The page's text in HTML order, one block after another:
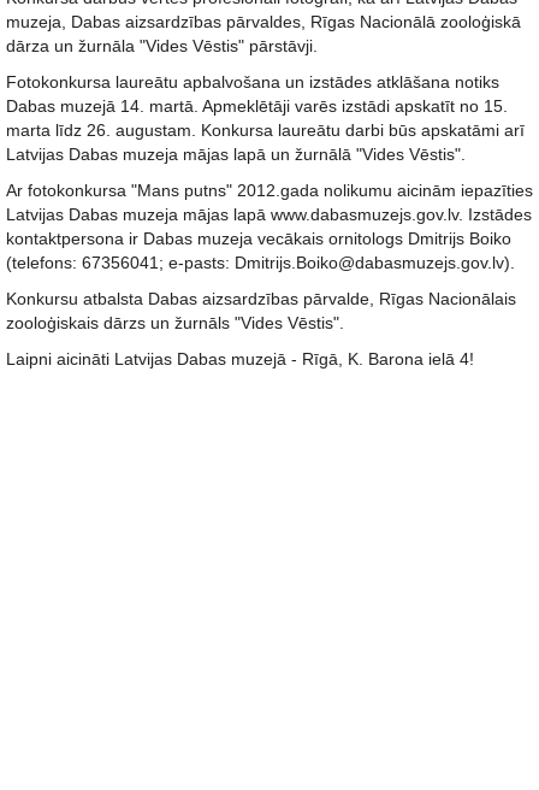
muzeja, Dabas aizsardzības pārvaldes, Rīgas Nacionālā zooloģiskā
dārza un žurnāla "Vides Vēstis" pārstāvji.
Fotokonkursa laureātu apbalvošana un izstādes atklāšana notiks
Dabas muzejā 14. martā. Apmeklētāji varēs izstādi apskatīt no 15.
marta līdz 26. augustam. Konkursa laureātu darbi būs apskatāmi arī
Latvijas Dabas muzeja mājas lapā un žurnālā "Vides Vēstis".
Ar fotokonkursa "Mans putns" 2012.gada nolikumu aicinām iepazīties
Latvijas Dabas muzeja mājas lapā www.dabasmuzejs.gov.lv. Izstādes
kontaktpersona ir Dabas muzeja vecākais ornitologs Dmitrijs Boiko
(telefons: 67356041; e-pasts: Dmitrijs.Boiko@dabasmuzejs.gov.lv).
Konkursu atbalsta Dabas aizsardzības pārvalde, Rīgas Nacionālais
zooloģiskais dārzs un žurnāls "Vides Vēstis".
Laipni aicināti Latvijas Dabas muzejā - Rīgā, K. Barona ielā 4!